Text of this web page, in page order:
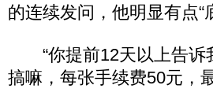
的连续发问，他明显有点
“你提前12天以上告诉
搞嘛，每张手续费50元，